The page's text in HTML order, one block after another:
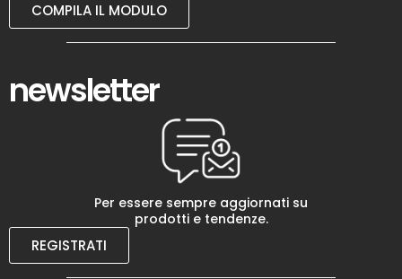
COMPILA IL MODULO
newsletter
Per essere sempre aggiornati su
prodotti e tendenze.
REGISTRATI